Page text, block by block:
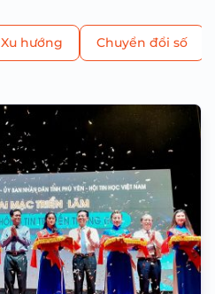
Xu hướng Chuyển đổi số